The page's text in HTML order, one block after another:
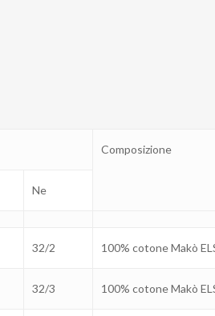
Composizione
Ne
32/2 100% cotone Makò
32/3 100% cotone Makò